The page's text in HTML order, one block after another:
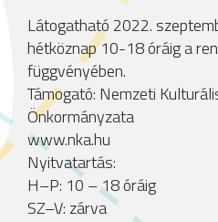
Látogatható 2022.
hétköznap 10-18 óráig a
függvényében.
Támogató: Nemzeti
Önkormányzata
www.nka.hu
Nyitvatartás:
H–P: 10 – 18 óráig
SZ–V: zárva